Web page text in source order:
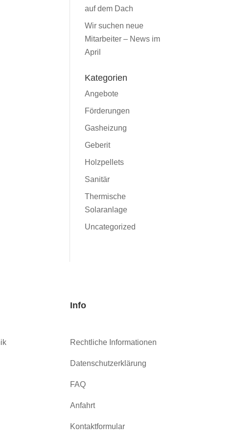
auf dem Dach
Wir suchen neue
Mitarbeiter – News im
April
Kategorien
Angebote
Förderungen
Gasheizung
Geberit
Holzpellets
Sanitär
Thermische
Solaranlage
Uncategorized
Info
Rechtliche Informationen
Datenschutzerklärung
FAQ
Anfahrt
Kontaktformular